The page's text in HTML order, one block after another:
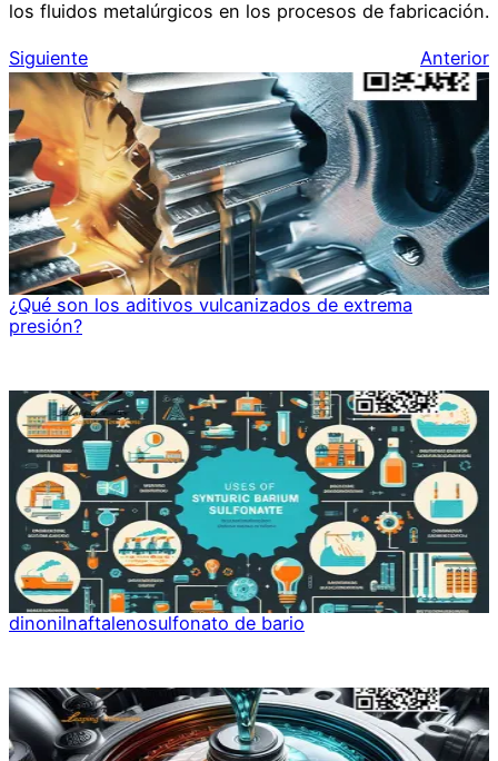
los fluidos metalúrgicos en los procesos de fabricación.
Siguiente Anterior
¿Qué son los aditivos vulcanizados de extrema
presión?
dinonilnaftalenosulfonato de bario